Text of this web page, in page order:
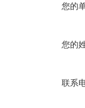
您的
您的
联系